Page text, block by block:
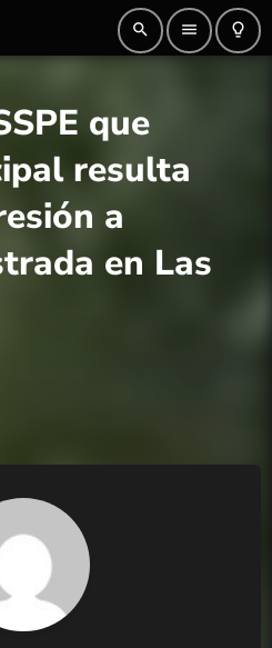
search menu lightbulb_outline
que
resulta
a
en Las